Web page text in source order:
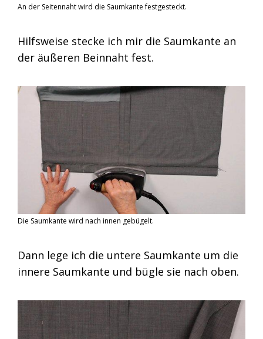
An der Seitennaht wird die Saumkante festgesteckt.
Hilfsweise stecke ich mir die Saumkante an
der äußeren Beinnaht fest.
Die Saumkante wird nach innen gebügelt.
Dann lege ich die untere Saumkante um die
innere Saumkante und bügle sie nach oben.